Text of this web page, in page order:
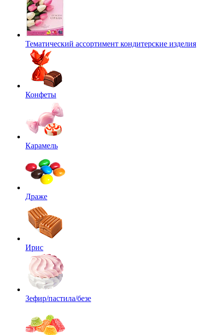
Тематический ассортимент кондитерские изделия
Конфеты
Карамель
Драже
Ирис
Зефир/пастила/безе